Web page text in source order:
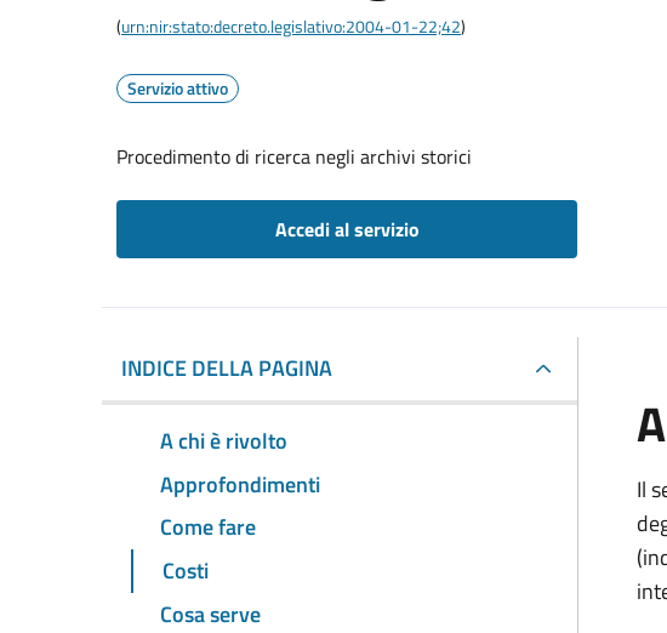
(urn:nir:stato:decreto.legislativo:2004-01-22;42)
Servizio attivo
Procedimento di ricerca negli archivi storici
Accedi al servizio
INDICE DELLA PAGINA
A chi è rivolto
Approfondimenti
Come fare
Costi
Cosa serve
Il